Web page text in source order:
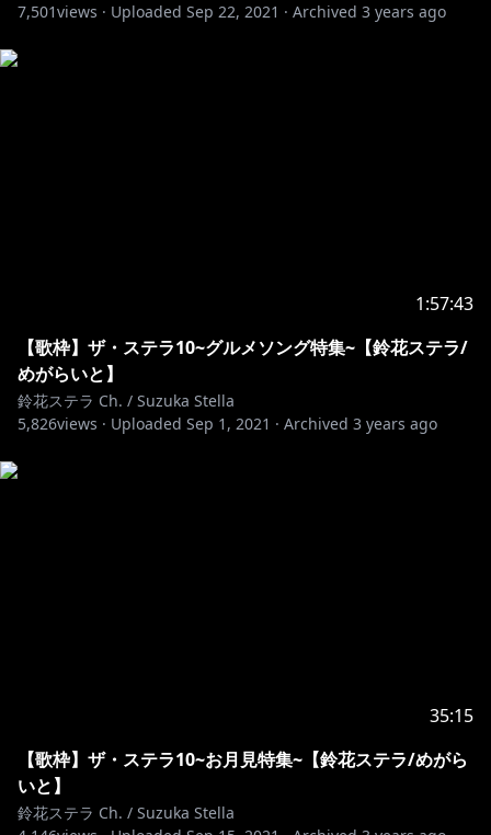
https://youtu.be/8ynr5zuUcJ0
https://www.youtube.com/watch?v=sfIha3fcEes
「ゲーム」「歌ってみた」などなど、鈴どもと楽しく過
ごしたいなっ🔔
スパチャは嬉しいけど心配もしちゃうから、上手に歌え
た時とか、
7,501views · Uploaded Sep 22, 2021 · Archived 3 years ago
1:57:43
【歌枠】ザ・ステラ10~グルメソング特集~【鈴花ステラ/
めがらいと】
鈴花ステラ Ch. / Suzuka Stella
5,826views · Uploaded Sep 1, 2021 · Archived 3 years ago
35:15
【歌枠】ザ・ステラ10~お月見特集~【鈴花ステラ/めがら
いと】
鈴花ステラ Ch. / Suzuka Stella